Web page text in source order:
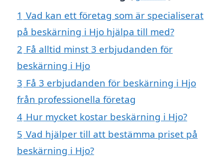
1 Vad kan ett företag som är specialiserat
på beskärning i Hjo hjälpa till med?
2 Få alltid minst 3 erbjudanden för
beskärning i Hjo
3 Få 3 erbjudanden för beskärning i Hjo
från professionella företag
4 Hur mycket kostar beskärning i Hjo?
5 Vad hjälper till att bestämma priset på
beskärning i Hjo?